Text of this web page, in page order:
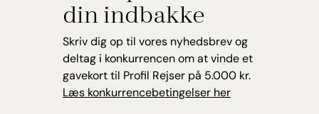
din indbakke
Skriv dig op til vores nyhedsbrev og
deltag i konkurrencen om at vinde et
gavekort til Profil Rejser på 5.000 kr.
Læs konkurrencebetingelser her